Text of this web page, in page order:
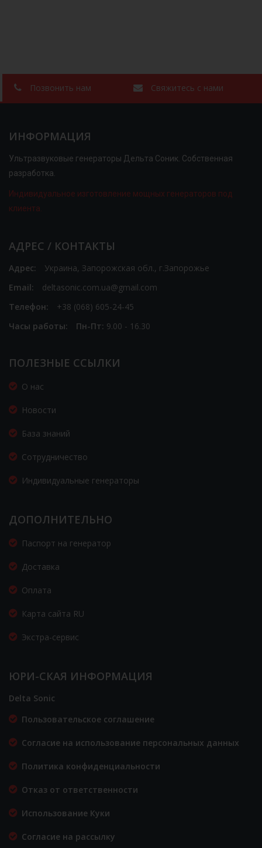
Позвонить нам Свяжитесь с нами
ИНФОРМАЦИЯ
Ультразвуковые генераторы Дельта Соник. Собственная
разработка.
Индивидуальное изготовление мощных генераторов под
клиента.
АДРЕС / КОНТАКТЫ
Адрес:
Украина, Запорожская обл., г.Запорожье
Email:
deltasonic.com.ua@gmail.com
Телефон:
+38 (068) 605-24-45
Часы работы:
Пн-Пт: 9.00 - 16.30
ПОЛЕЗНЫЕ ССЫЛКИ
О нас
Новости
База знаний
Сотрудничество
Индивидуальные генераторы
ДОПОЛНИТЕЛЬНО
Паспорт на генератор
Доставка
Оплата
Карта сайта RU
Экстра-сервис
ЮРИ-СКАЯ ИНФОРМАЦИЯ
Delta Sonic
Пользовательское соглашение
Согласие на использование персональных данных
Политика конфиденциальности
Отказ от ответственности
Использование Куки
Согласие на рассылку